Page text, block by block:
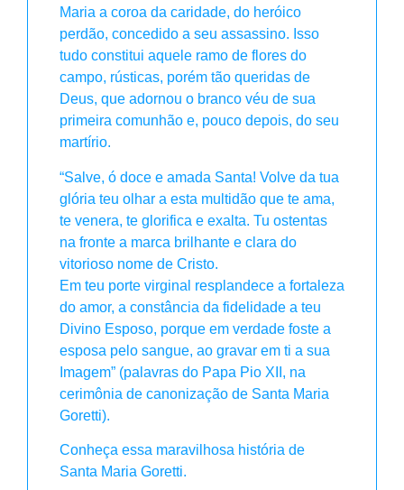
Maria a coroa da caridade, do heróico
perdão, concedido a seu assassino. Isso
tudo constitui aquele ramo de flores do
campo, rústicas, porém tão queridas de
Deus, que adornou o branco véu de sua
primeira comunhão e, pouco depois, do seu
martírio.
“Salve, ó doce e amada Santa! Volve da tua
glória teu olhar a esta multidão que te ama,
te venera, te glorifica e exalta. Tu ostentas
na fronte a marca brilhante e clara do
vitorioso nome de Cristo.
Em teu porte virginal resplandece a fortaleza
do amor, a constância da fidelidade a teu
Divino Esposo, porque em verdade foste a
esposa pelo sangue, ao gravar em ti a sua
Imagem” (palavras do Papa Pio XII, na
cerimônia de canonização de Santa Maria
Goretti).
Conheça essa maravilhosa história de
Santa Maria Goretti.